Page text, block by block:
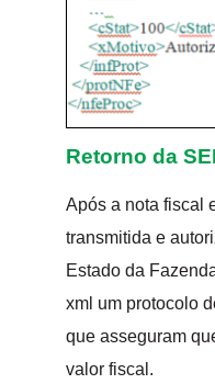
Retorno da
Após a nota fiscal
transmitida e
Estado da
xml um protocolo
que asseguram
valor fiscal.